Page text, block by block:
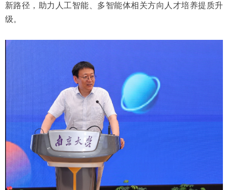
新路径，助力人工智能、多智能体相关方向人才培养提质升
级。